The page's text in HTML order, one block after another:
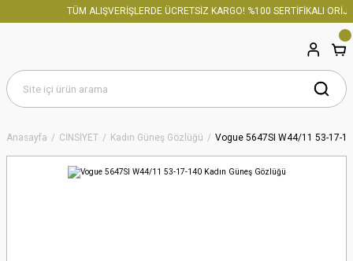
TÜM ALIŞVERİŞLERDE ÜCRETSİZ KARGO! %100 SERTİFİKALI
Anasayfa CİNSİYET Kadın Güneş Gözlüğü Vogue 5647SI W44/11 53-17-